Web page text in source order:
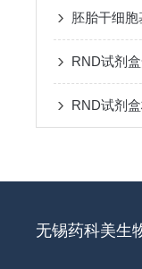
胚胎干细
RND试剂
RND试剂
无锡药科美生